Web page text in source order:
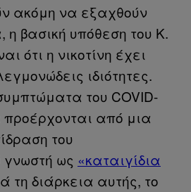
ακόμη να εξαχθούν
βασική υπόθεση του Κ.
ότι η νικοτίνη έχει
ιδιότητες.
του COVID-
από μια
του
γνωστή ως «καταιγίδια
τη διάρκεια αυτής, το